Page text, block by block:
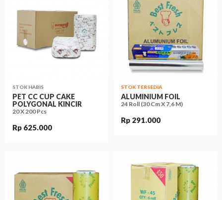
STOK HABIS
PET CC CUP CAKE
POLYGONAL KINCIR
20 X 200 Pcs
Rp 625.000
STOK TERSEDIA
ALUMINIUM FOIL
24 Roll (30 Cm X 7,6 M)
Rp 291.000